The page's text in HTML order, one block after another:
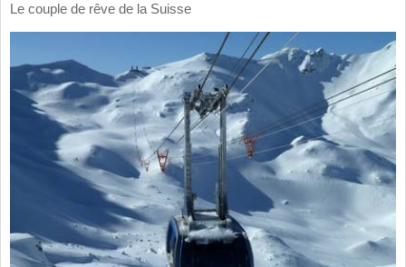
Le couple de rêve de la Suisse